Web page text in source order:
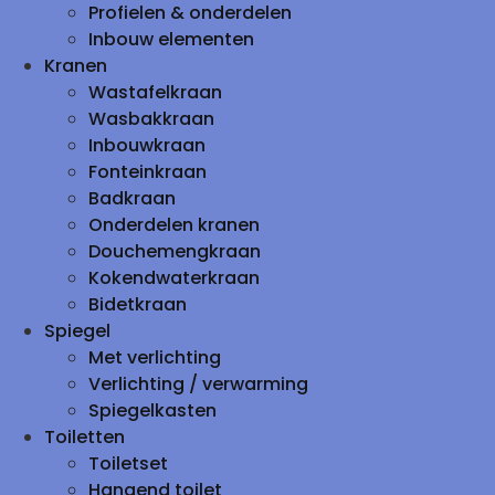
Profielen & onderdelen
Inbouw elementen
Kranen
Wastafelkraan
Wasbakkraan
Inbouwkraan
Fonteinkraan
Badkraan
Onderdelen kranen
Douchemengkraan
Kokendwaterkraan
Bidetkraan
Spiegel
Met verlichting
Verlichting / verwarming
Spiegelkasten
Toiletten
Toiletset
Hangend toilet